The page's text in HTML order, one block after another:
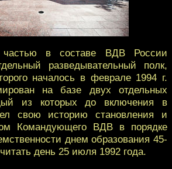
в составе ВДВ России
разведывательный полк,
началось в феврале 1994 г.
на базе двух отдельных
из которых до включения в
свою историю становления и
Командующего ВДВ в порядке
днем образования 45-
день 25 июля 1992 года.